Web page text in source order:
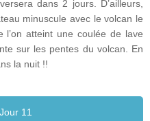
dans 2 jours. D’ailleurs,
minuscule avec le volcan le
l’on atteint une coulée de lave
sur les pentes du volcan. En
la nuit !!
11